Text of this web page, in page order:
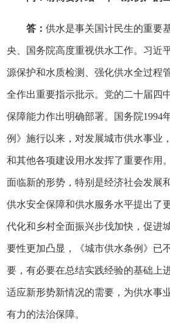
答：供水是事关国计民生的重要
央、国务院高度重视供水工作。习近
源保护和水质检测、强化供水全过程
全作出重要指示批示。党的二十届四
保障能力作出明确部署。国务院1994
例》施行以来，对发展城市供水事业
和其他各项建设用水发挥了重要作用
面临新的形势，特别是经济社会发展
供水安全保障和供水服务水平提出了
代化和乡村全面振兴步伐加快，促进
要性更加凸显，《城市供水条例》已
要，有必要在总结实践经验的基础上
适应新形势新情况的需要，为供水事
有力的法治保障。